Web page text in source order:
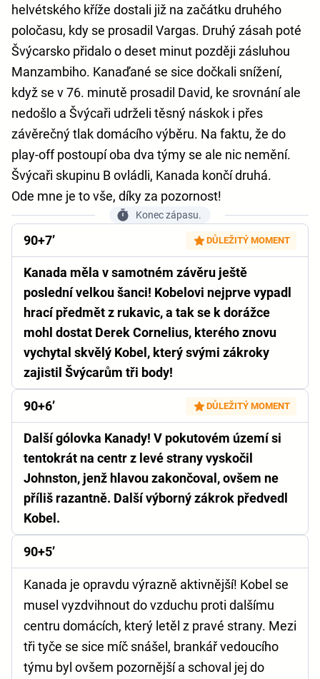
helvétského kříže dostali již na začátku druhého
poločasu, kdy se prosadil Vargas. Druhý zásah poté
Švýcarsko přidalo o deset minut později zásluhou
Manzambiho. Kanaďané se sice dočkali snížení,
když se v 76. minutě prosadil David, ke srovnání ale
nedošlo a Švýcaři udrželi těsný náskok i přes
závěrečný tlak domácího výběru. Na faktu, že do
play-off postoupí oba dva týmy se ale nic nemění.
Švýcaři skupinu B ovládli, Kanada končí druhá.
Ode mne je to vše, díky za pozornost!
Konec zápasu.
90+7’ DŮLEŽITÝ MOMENT
Kanada měla v samotném závěru ještě
poslední velkou šanci! Kobelovi nejprve vypadl
hrací předmět z rukavic, a tak se k dorážce
mohl dostat Derek Cornelius, kterého znovu
vychytal skvělý Kobel, který svými zákroky
zajistil Švýcarům tři body!
90+6’ DŮLEŽITÝ MOMENT
Další gólovka Kanady! V pokutovém území si
tentokrát na centr z levé strany vyskočil
Johnston, jenž hlavou zakončoval, ovšem ne
příliš razantně. Další výborný zákrok předvedl
Kobel.
90+5’
Kanada je opravdu výrazně aktivnější! Kobel se
musel vyzdvihnout do vzduchu proti dalšímu
centru domácích, který letěl z pravé strany. Mezi
tři tyče se sice míč snášel, brankář vedoucího
týmu byl ovšem pozornější a schoval jej do